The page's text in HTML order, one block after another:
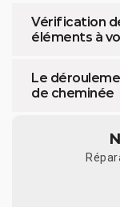
Vérification
éléments à
Le
de cheminée